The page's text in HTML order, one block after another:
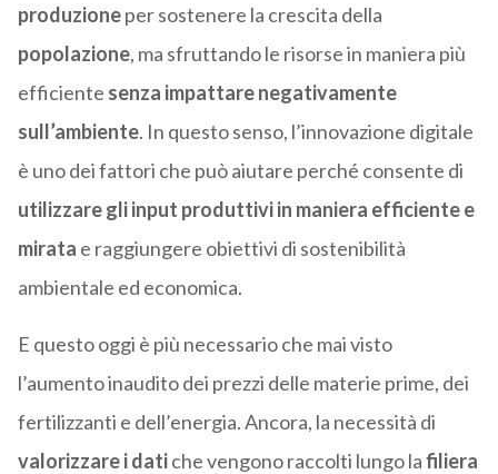
produzioneper sostenere la crescita della
popolazione, ma sfruttando le risorse in maniera più
efficiente senza impattare negativamente
sull’ambiente. In questo senso, l’innovazione digitale
è uno dei fattori che può aiutare perché consente di
utilizzare gli input produttivi in maniera efficiente e
mirata e raggiungere obiettivi di sostenibilità
ambientale ed economica.
E questo oggi è più necessario che mai visto
l’aumento inaudito dei prezzi delle materie prime, dei
fertilizzanti e dell’energia. Ancora, la necessità di
valorizzare i datiche vengono raccolti lungo lafiliera